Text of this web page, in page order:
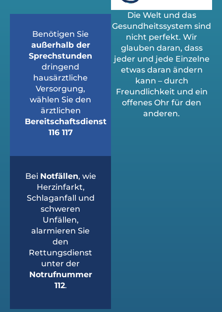
Die Welt und das
Gesundheitssystem sind
nicht perfekt. Wir
glauben daran, dass
jeder und jede Einzelne
etwas daran ändern
kann – durch
Freundlichkeit und ein
offenes Ohr für den
anderen.
Benötigen Sie
außerhalb der
Sprechstunden
dringend
hausärztliche
Versorgung,
wählen Sie den
ärztlichen
Bereitschaftsdienst
116 117
Bei Notfällen, wie
Herzinfarkt,
Schlaganfall und
schweren
Unfällen,
alarmieren Sie
den
Rettungsdienst
unter der
Notrufnummer
112.